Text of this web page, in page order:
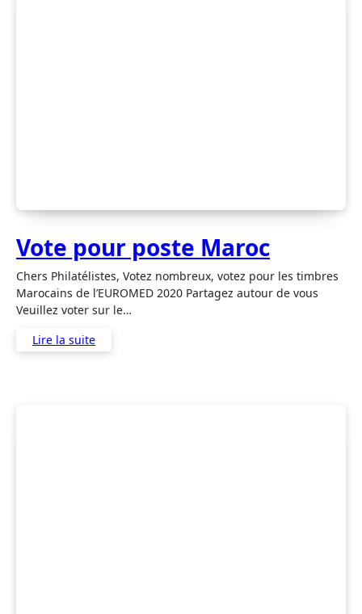
Vote pour poste Maroc
Chers Philatélistes, Votez nombreux, votez pour les timbres
Marocains de l’EUROMED 2020 Partagez autour de vous
Veuillez voter sur le…
Lire la suite